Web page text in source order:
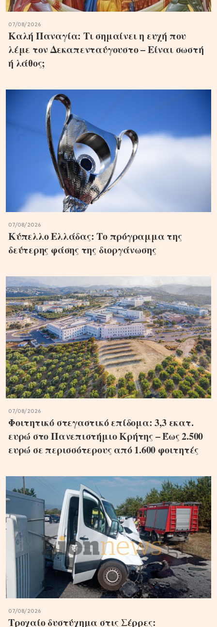
07/08/2026
Καλή Παναγία: Τι σημαίνει η ευχή που
λέμε τον Δεκαπενταύγουστο – Είναι σωστή
ή λάθος;
07/08/2026
Κύπελλο Ελλάδας: Το πρόγραμμα της
δεύτερης φάσης της διοργάνωσης
07/08/2026
Φοιτητικό στεγαστικό επίδομα: 3,3 εκατ.
ευρώ στο Πανεπιστήμιο Κρήτης – Έως 2.500
ευρώ σε περισσότερους από 1.600 φοιτητές
07/08/2026
Τροχαίο δυστύχημα στις Σέρρες: